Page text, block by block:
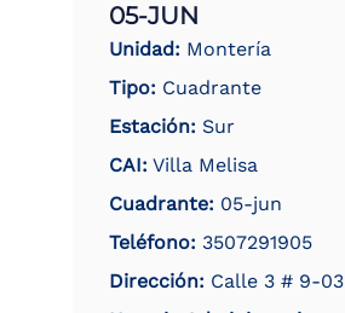
05-JUN
Unidad: Montería
Tipo: Cuadrante
Estación: Sur
CAI: Villa Melisa
Cuadrante: 05-jun
Teléfono: 3507291905
Dirección: Calle 3 # 9-03